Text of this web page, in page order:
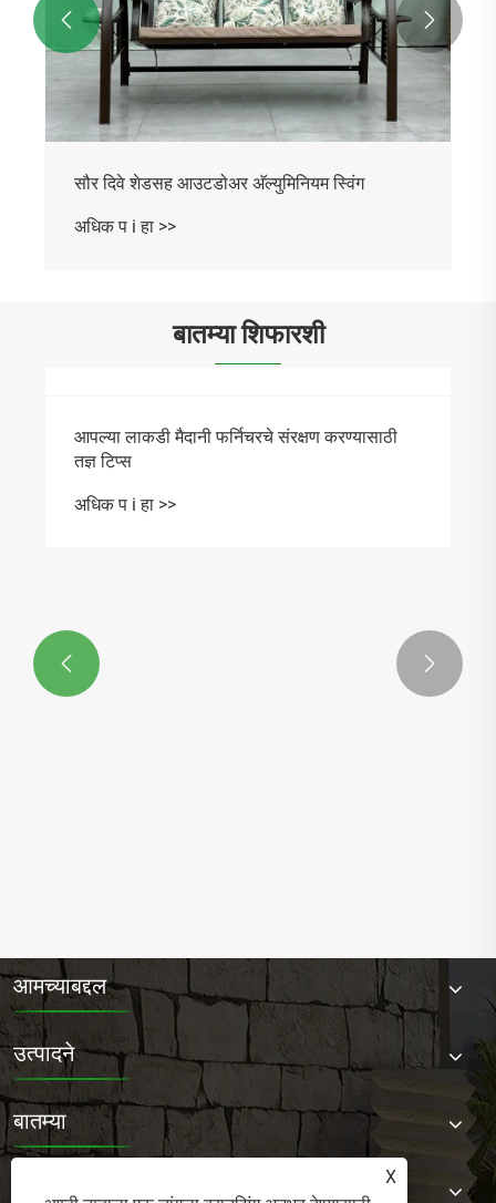
सौर दिवे शेडसह आउटडोअर अ‍ॅल्युमिनियम स्विंग
अधिक प i हा >>
 
बातम्या शिफारशी
 
आमच्याबद्दल
उत्पादने
बातम्या
आमच्याशी संपर्क साधा
X